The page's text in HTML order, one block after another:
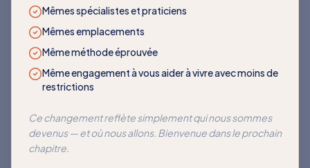
Mêmes spécialistes et praticiens
Mêmes emplacements
Même méthode éprouvée
Même engagement à vous aider à vivre avec moins de
restrictions
Ce changement reflète simplement qui nous sommes
devenus — et où nous allons. Bienvenue dans le prochain
chapitre.
LES PLUS DEMANDÉS
Des programmes qui
transforment
Rejoignez des milliers de clients qui ont
réussi à réentraîner leur corps pour cesser
de réagir à ces déclencheurs courants.